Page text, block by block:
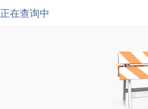
正在查询中